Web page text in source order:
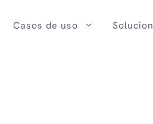
Casos de uso